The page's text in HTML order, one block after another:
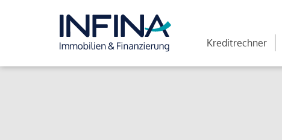
Kreditrechner